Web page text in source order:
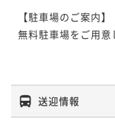
【駐車場のご案内】
無料駐車場をご用意
送迎情報